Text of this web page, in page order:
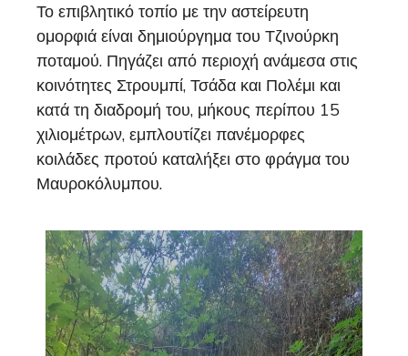
Το επιβλητικό τοπίο με την αστείρευτη
ομορφιά είναι δημιούργημα του Τζινούρκη
ποταμού. Πηγάζει από περιοχή ανάμεσα στις
κοινότητες Στρουμπί, Τσάδα και Πολέμι και
κατά τη διαδρομή του, μήκους περίπου 15
χιλιομέτρων, εμπλουτίζει πανέμορφες
κοιλάδες προτού καταλήξει στο φράγμα του
Μαυροκόλυμπου.